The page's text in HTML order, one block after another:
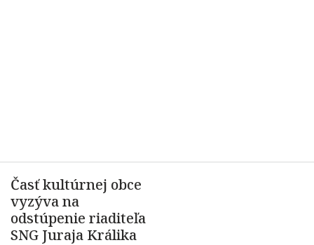
Časť kultúrnej obce
vyzýva na
odstúpenie riaditeľa
SNG Juraja Králika